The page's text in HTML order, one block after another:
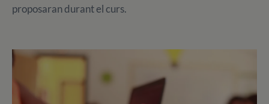
proposaran durant el curs.